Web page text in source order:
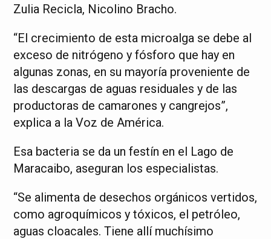
Zulia Recicla, Nicolino Bracho.
“El crecimiento de esta microalga se debe al
exceso de nitrógeno y fósforo que hay en
algunas zonas, en su mayoría proveniente de
las descargas de aguas residuales y de las
productoras de camarones y cangrejos”,
explica a la Voz de América.
Esa bacteria se da un festín en el Lago de
Maracaibo, aseguran los especialistas.
“Se alimenta de desechos orgánicos vertidos,
como agroquímicos y tóxicos, el petróleo,
aguas cloacales. Tiene allí muchísimo